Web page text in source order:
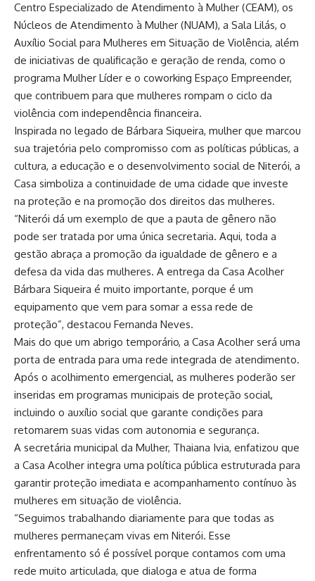
Centro Especializado de Atendimento à Mulher (CEAM), os
Núcleos de Atendimento à Mulher (NUAM), a Sala Lilás, o
Auxílio Social para Mulheres em Situação de Violência, além
de iniciativas de qualificação e geração de renda, como o
programa Mulher Líder e o coworking Espaço Empreender,
que contribuem para que mulheres rompam o ciclo da
violência com independência financeira.
Inspirada no legado de Bárbara Siqueira, mulher que marcou
sua trajetória pelo compromisso com as políticas públicas, a
cultura, a educação e o desenvolvimento social de Niterói, a
Casa simboliza a continuidade de uma cidade que investe
na proteção e na promoção dos direitos das mulheres.
“Niterói dá um exemplo de que a pauta de gênero não
pode ser tratada por uma única secretaria. Aqui, toda a
gestão abraça a promoção da igualdade de gênero e a
defesa da vida das mulheres. A entrega da Casa Acolher
Bárbara Siqueira é muito importante, porque é um
equipamento que vem para somar a essa rede de
proteção”, destacou Fernanda Neves.
Mais do que um abrigo temporário, a Casa Acolher será uma
porta de entrada para uma rede integrada de atendimento.
Após o acolhimento emergencial, as mulheres poderão ser
inseridas em programas municipais de proteção social,
incluindo o auxílio social que garante condições para
retomarem suas vidas com autonomia e segurança.
A secretária municipal da Mulher, Thaiana Ivia, enfatizou que
a Casa Acolher integra uma política pública estruturada para
garantir proteção imediata e acompanhamento contínuo às
mulheres em situação de violência.
“Seguimos trabalhando diariamente para que todas as
mulheres permaneçam vivas em Niterói. Esse
enfrentamento só é possível porque contamos com uma
rede muito articulada, que dialoga e atua de forma